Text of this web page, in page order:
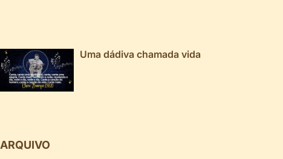
Uma dádiva chamada vida
ARQUIVO